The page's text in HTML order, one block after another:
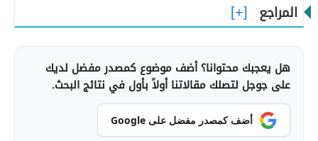
المراجع
هل يعجبك محتوانا؟ أضف موضوع كمصدر مفضل لديك
على جوجل لتصلك مقالاتنا أولاً بأول في نتائج البحث.
أضف كمصدر مفضل على Google